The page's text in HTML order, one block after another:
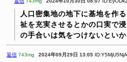
人口密集地の地下に基地を作
祉を充実させるとかの口実で
の手合いは気をつけないといか
返信 743mg 2024年09月29日 13:05 ID:Y5MjU5NjA